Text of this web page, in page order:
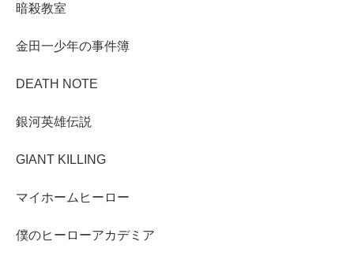
暗殺教室
金田一少年の事件簿
DEATH NOTE
銀河英雄伝説
GIANT KILLING
マイホームヒーロー
僕のヒーローアカデミア